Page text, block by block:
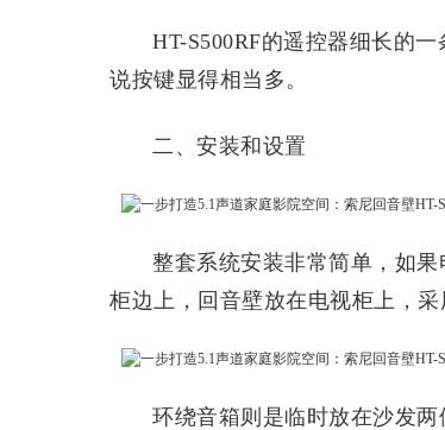
HT-S500RF的遥控器细长的
说按键显得相当多。
二、安装和设置
整套系统安装非常简单，如
柜边上，回音壁放在电视柜上，
环绕音箱则是临时放在沙发